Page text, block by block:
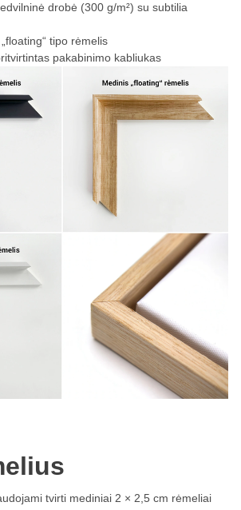
drobė (300 g/m²) su subtilia
tipo rėmelis
pakabinimo kabliukas
tvirti mediniai 2 × 2,5 cm rėmeliai